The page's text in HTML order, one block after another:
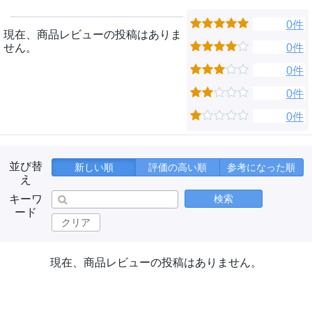
現在、商品レビューの投稿はありま
せん。
0件
0件
0件
0件
0件
並び替
え
新しい順 評価の高い順 参考になった順
キーワ
ード
検索
クリア
現在、商品レビューの投稿はありません。